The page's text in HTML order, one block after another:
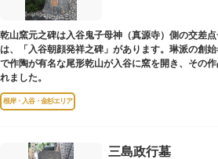
乾山窯元之碑は入谷鬼子母神（真源寺）側の交差
は、「入谷朝顔発祥之碑」があります。琳派の創
で作陶が有名な尾形乾山が入谷に窯を開き、その
れました。
根岸・入谷・金杉エリア
三島政行墓